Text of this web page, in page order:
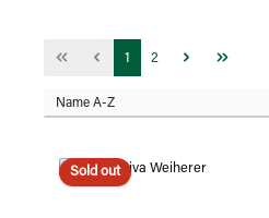
Pagina
1 Pagina
2
Sold out